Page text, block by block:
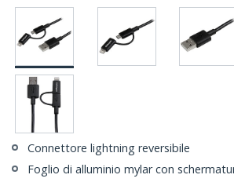
Connettore lightning reversibile
Foglio di alluminio mylar con